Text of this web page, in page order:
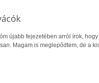
újabb fejezetében arról írok,
Magam is meglepődtem, de a